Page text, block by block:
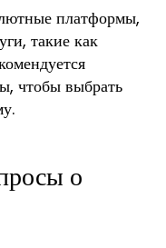
платформы,
такие как
чтобы выбрать
о